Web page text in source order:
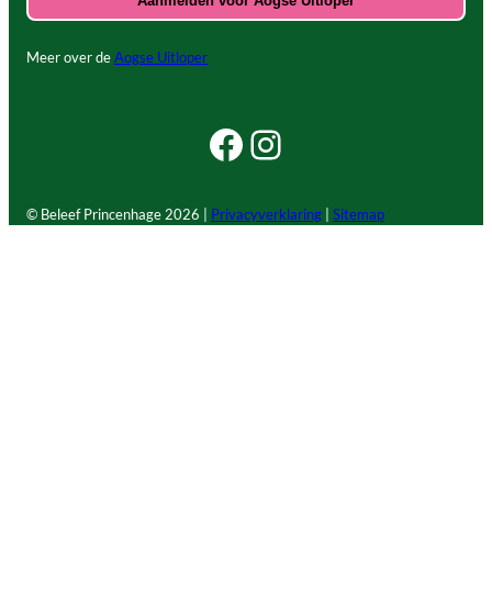
Meer over deAogse Uitloper
Facebook Beleef Princenhage
Instagram Beleef Princenhage
© Beleef Princenhage 2026 | Privacyverklaring Sitemap